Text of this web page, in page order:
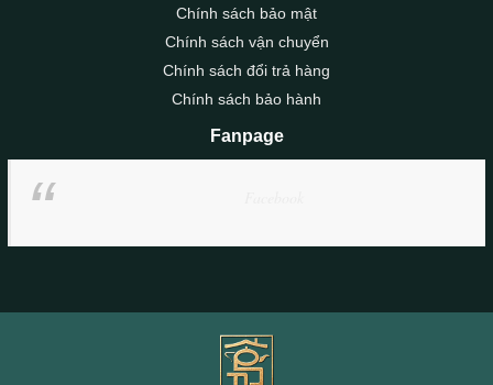
Chính sách bảo mật
Chính sách vận chuyển
Chính sách đổi trả hàng
Chính sách bảo hành
Fanpage